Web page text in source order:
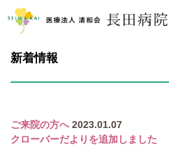
新着情報
ご来院の方へ 2023.01.07
クローバーだよりを追加しました